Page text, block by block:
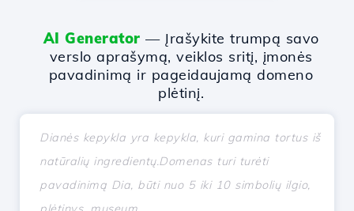
AI Generator — Įrašykite trumpą savo
verslo aprašymą, veiklos sritį, įmonės
pavadinimą ir pageidaujamą domeno
plėtinį.